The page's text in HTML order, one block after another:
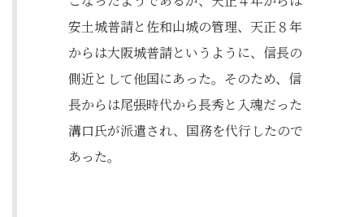
安土城普請と佐和山城の管理、天正８年
からは大阪城普請というように、信長の
側近として他国にあった。そのため、信
長からは尾張時代から長秀と入魂だった
溝口氏が派遣され、国務を代行したので
あった。